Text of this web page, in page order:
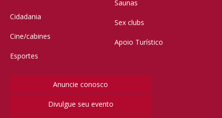
Cidadania
Cine/cabines
Esportes
Saunas
Sex clubs
Apoio Turístico
Anuncie conosco
Divulgue seu evento